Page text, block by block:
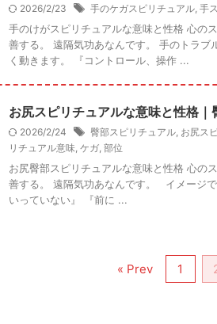
2026/2/23 手のケガスピリチュアル, 手
手のけがスピリチュアルな意味と性格 心の
善する。 遠隔気功あなんです。 手のトラブ
く動きます。 『コントロール、操作 ...
お尻スピリチュアルな意味と性格｜
2026/2/24 臀部スピリチュアル, お尻ス
リチュアル意味, ケガ, 部位
お尻臀部スピリチュアルな意味と性格 心の
善する。 遠隔気功あなんです。 イメージ
いっていない』 『前に ...
« Prev 1